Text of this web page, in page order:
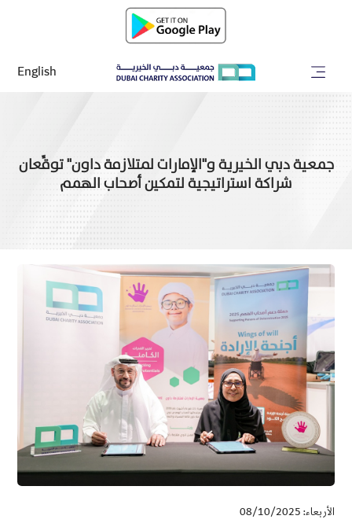
English
جمعية دبي الخيرية و"الإمارات لمتلازمة داون" توقِّعان
شراكة استراتيجية لتمكين أصحاب الهمم
الأربعاء: 08/10/2025